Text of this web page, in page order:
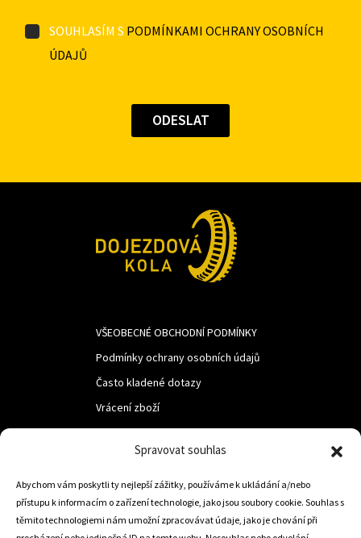
Spravovat souhlas
Abychom vám poskytli ty nejlepší zážitky, používáme k ukládání a/nebo
přístupu k informacím o zařízení technologie, jako jsou soubory cookie. Souhlas s
těmito technologiemi nám umožní zpracovávat údaje, jako je chování při
SOUHLASÍM S PODMÍNKAMI OCHRANY OSOBNÍCH
ÚDAJŮ
VŠEOBECNÉ OBCHODNÍ PODMÍNKY
Podmínky ochrany osobních údajů
Často kladené dotazy
Vrácení zboží
LUF s.r.o.
Nám. M.R.Štefanika 518,
Trstená 02801